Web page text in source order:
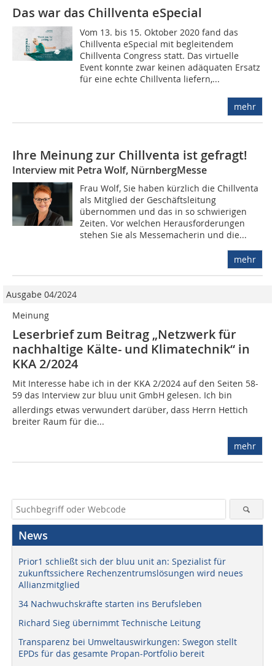
Das war das Chillventa eSpecial
Vom 13. bis 15. Oktober 2020 fand das
Chillventa eSpecial mit begleitendem
Chillventa Congress statt. Das virtuelle
Event konnte zwar keinen adäquaten Ersatz
für eine echte Chillventa liefern,...
mehr
Ihre Meinung zur Chillventa ist gefragt!
Interview mit Petra Wolf, NürnbergMesse
Frau Wolf, Sie haben kürzlich die Chillventa
als Mitglied der Geschäftsleitung
übernommen und das in so schwierigen
Zeiten. Vor welchen Herausforderungen
stehen Sie als Messemacherin und die...
mehr
Ausgabe 04/2024
Meinung
Leserbrief zum Beitrag „Netzwerk für
nachhaltige Kälte- und Klimatechnik“ in
KKA 2/2024
Mit Interesse habe ich in der KKA 2/2024 auf den Seiten 58-
59 das Interview zur bluu unit GmbH gelesen. Ich bin
allerdings etwas verwundert darüber, dass Herrn Hettich
breiter Raum für die...
mehr
News
Prior1 schließt sich der bluu unit an: Spezialist für
zukunftssichere Rechenzentrumslösungen wird neues
Allianzmitglied
34 Nachwuchskräfte starten ins Berufsleben
Richard Sieg übernimmt Technische Leitung
Transparenz bei Umweltauswirkungen: Swegon stellt
EPDs für das gesamte Propan-Portfolio bereit